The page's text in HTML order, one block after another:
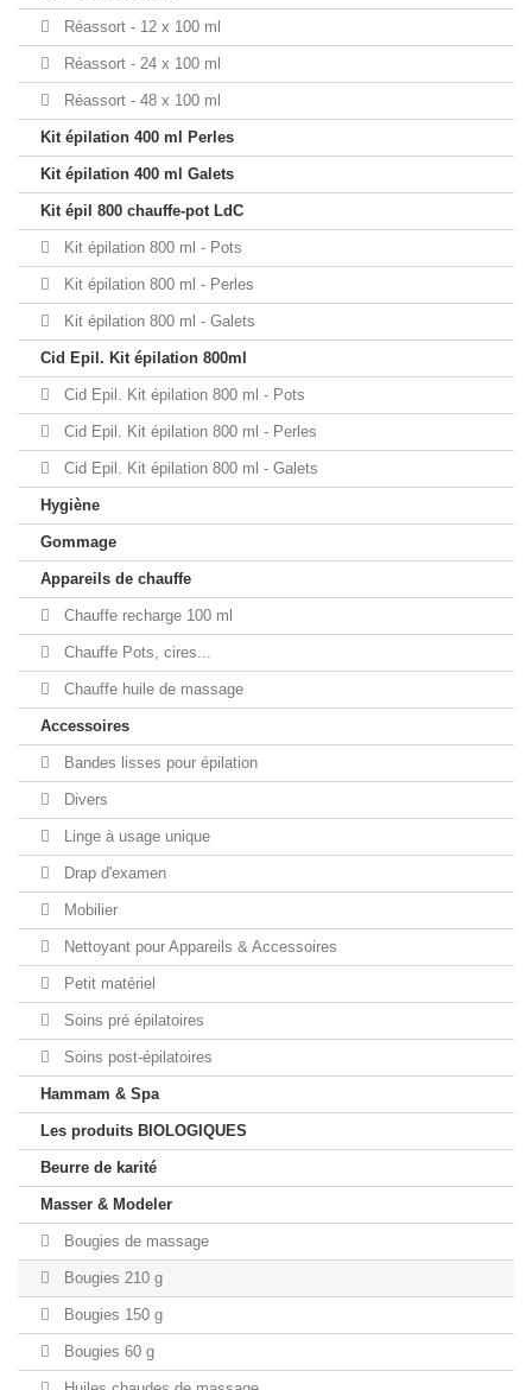
Réassort - 12 x 100 ml
Réassort - 24 x 100 ml
Réassort - 48 x 100 ml
Kit épilation 400 ml Perles
Kit épilation 400 ml Galets
Kit épil 800 chauffe-pot LdC
Kit épilation 800 ml - Pots
Kit épilation 800 ml - Perles
Kit épilation 800 ml - Galets
Cid Epil. Kit épilation 800ml
Cid Epil. Kit épilation 800 ml - Pots
Cid Epil. Kit épilation 800 ml - Perles
Cid Epil. Kit épilation 800 ml - Galets
Hygiène
Gommage
Appareils de chauffe
Chauffe recharge 100 ml
Chauffe Pots, cires...
Chauffe huile de massage
Accessoires
Bandes lisses pour épilation
Divers
Linge à usage unique
Drap d'examen
Mobilier
Nettoyant pour Appareils & Accessoires
Petit matériel
Soins pré épilatoires
Soins post-épilatoires
Hammam & Spa
Les produits BIOLOGIQUES
Beurre de karité
Masser & Modeler
Bougies de massage
Bougies 210 g
Bougies 150 g
Bougies 60 g